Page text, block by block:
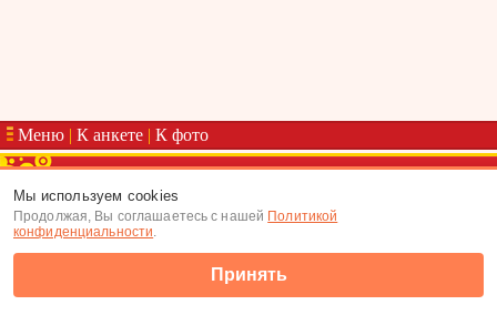
Меню | К анкете | К фото
(c) Tabor.ru 2026
Мы используем cookies
Продолжая, Вы соглашаетесь с нашей Политикой
конфиденциальности.
Принять